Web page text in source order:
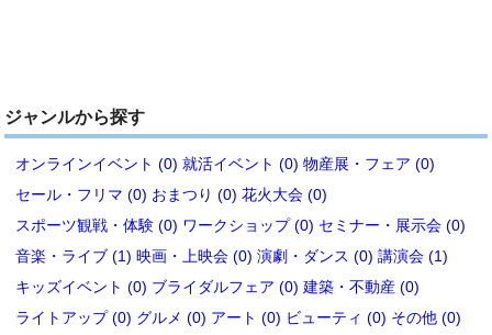
ジャンルから探す
オンラインイベント (0) 就活イベント (0) 物産展・フェア (0)
セール・フリマ (0) おまつり (0) 花火大会 (0)
スポーツ観戦・体験 (0) ワークショップ (0) セミナー・展示会 (0)
音楽・ライブ (1) 映画・上映会 (0) 演劇・ダンス (0) 講演会 (1)
キッズイベント (0) ブライダルフェア (0) 建築・不動産 (0)
ライトアップ (0) グルメ (0) アート (0) ビューティ (0) その他 (0)